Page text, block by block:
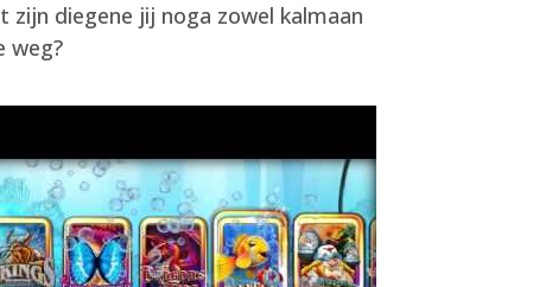
diegene jij noga zowel kalmaan
weg?